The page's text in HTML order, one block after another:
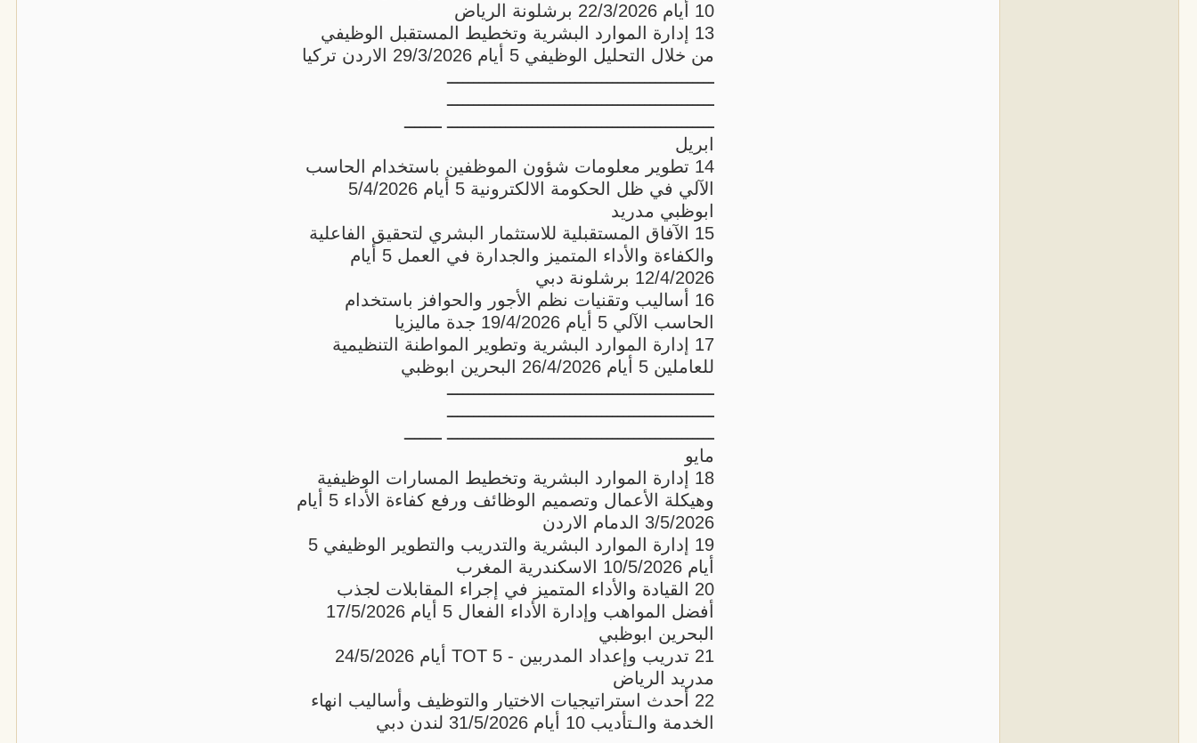
10 أيام 22/3/2026 برشلونة الرياض
13 إدارة الموارد البشرية وتخطيط المستقبل الوظيفي
من خلال التحليل الوظيفي 5 أيام 29/3/2026 الاردن تركيا
ــــــــــــــــــــــــــــــــــــــــــــــــــ
ــــــــــــــــــــــــــــــــــــــــــــــــــ
ــــــــــــــــــــــــــــــــــــــــــــــــــ ـــــــ
ابريل
14 تطوير معلومات شؤون الموظفين باستخدام الحاسب
الآلي في ظل الحكومة الالكترونية 5 أيام 5/4/2026
ابوظبي مدريد
15 الآفاق المستقبلية للاستثمار البشري لتحقيق الفاعلية
والكفاءة والأداء المتميز والجدارة في العمل 5 أيام
12/4/2026 برشلونة دبي
16 أساليب وتقنيات نظم الأجور والحوافز باستخدام
الحاسب الآلي 5 أيام 19/4/2026 جدة ماليزيا
17 إدارة الموارد البشرية وتطوير المواطنة التنظيمية
للعاملين 5 أيام 26/4/2026 البحرين ابوظبي
ــــــــــــــــــــــــــــــــــــــــــــــــــ
ــــــــــــــــــــــــــــــــــــــــــــــــــ
ــــــــــــــــــــــــــــــــــــــــــــــــــ ـــــــ
مايو
18 إدارة الموارد البشرية وتخطيط المسارات الوظيفية
وهيكلة الأعمال وتصميم الوظائف ورفع كفاءة الأداء 5 أيام
3/5/2026 الدمام الاردن
19 إدارة الموارد البشرية والتدريب والتطوير الوظيفي 5
أيام 10/5/2026 الاسكندرية المغرب
20 القيادة والأداء المتميز في إجراء المقابلات لجذب
أفضل المواهب وإدارة الأداء الفعال 5 أيام 17/5/2026
البحرين ابوظبي
21 تدريب وإعداد المدربين - TOT 5 أيام 24/5/2026
مدريد الرياض
22 أحدث استراتيجيات الاختيار والتوظيف وأساليب انهاء
الخدمة والـتأديب 10 أيام 31/5/2026 لندن دبي